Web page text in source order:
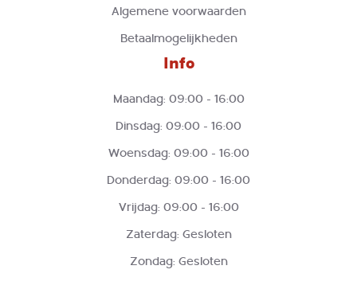
Algemene voorwaarden
Betaalmogelijkheden
Info
Maandag: 09:00 - 16:00
Dinsdag: 09:00 - 16:00
Woensdag: 09:00 - 16:00
Donderdag: 09:00 - 16:00
Vrijdag: 09:00 - 16:00
Zaterdag: Gesloten
Zondag: Gesloten